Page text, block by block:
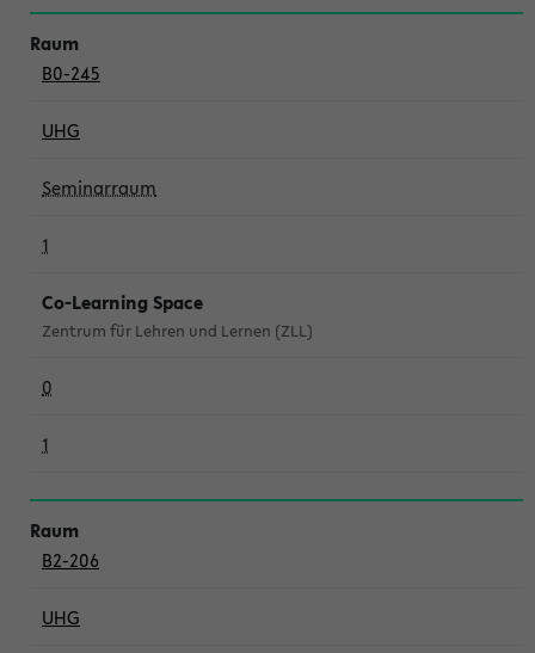
B0-245
UHG
Seminarraum
1
Co-Learning Space
Zentrum für Lehren und Lernen (ZLL)
0
1
B2-206
UHG